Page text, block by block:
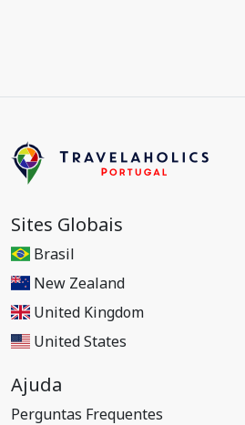
Sites Globais
Brasil
New Zealand
United Kingdom
United States
Ajuda
Perguntas Frequentes